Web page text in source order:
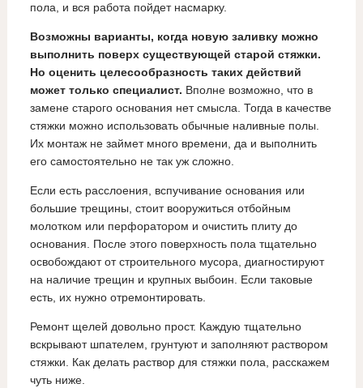
пола, и вся работа пойдет насмарку.
Возможны варианты, когда новую заливку можно
выполнить поверх существующей старой стяжки.
Но оценить целесообразность таких действий
может только специалист. Вполне возможно, что в
замене старого основания нет смысла. Тогда в качестве
стяжки можно использовать обычные наливные полы.
Их монтаж не займет много времени, да и выполнить
его самостоятельно не так уж сложно.
Если есть расслоения, вспучивание основания или
большие трещины, стоит вооружиться отбойным
молотком или перфоратором и очистить плиту до
основания. После этого поверхность пола тщательно
освобождают от строительного мусора, диагностируют
на наличие трещин и крупных выбоин. Если таковые
есть, их нужно отремонтировать.
Ремонт щелей довольно прост. Каждую тщательно
вскрывают шпателем, грунтуют и заполняют раствором
стяжки. Как делать раствор для стяжки пола, расскажем
чуть ниже.